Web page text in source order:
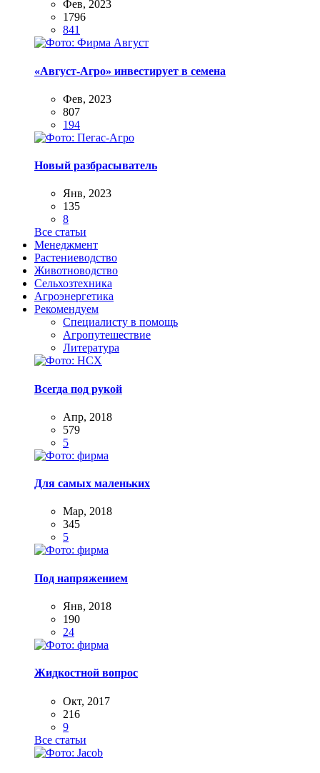
Фев, 2023
1796
841
«Август-Агро» инвестирует в семена
Фев, 2023
807
194
Новый разбрасыватель
Янв, 2023
135
8
Все статьи
Менеджмент
Растениеводство
Животноводство
Сельхозтехника
Агроэнергетика
Рекомендуем
Специалисту в помощь
Агропутешествие
Литература
Всегда под рукой
Апр, 2018
579
5
Для самых маленьких
Мар, 2018
345
5
Под напряжением
Янв, 2018
190
24
Жидкостной вопрос
Окт, 2017
216
9
Все статьи